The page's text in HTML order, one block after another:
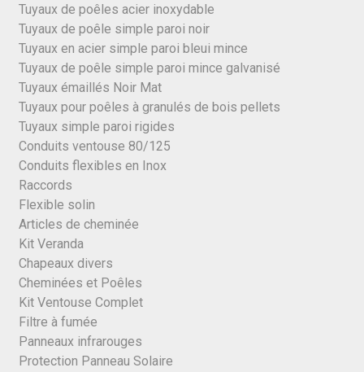
Tuyaux de poêles acier inoxydable
Tuyaux de poêle simple paroi noir
Tuyaux en acier simple paroi bleui mince
Tuyaux de poêle simple paroi mince galvanisé
Tuyaux émaillés Noir Mat
Tuyaux pour poêles à granulés de bois pellets
Tuyaux simple paroi rigides
Conduits ventouse 80/125
Conduits flexibles en Inox
Raccords
Flexible solin
Articles de cheminée
Kit Veranda
Chapeaux divers
Cheminées et Poêles
Kit Ventouse Complet
Filtre à fumée
Panneaux infrarouges
Protection Panneau Solaire